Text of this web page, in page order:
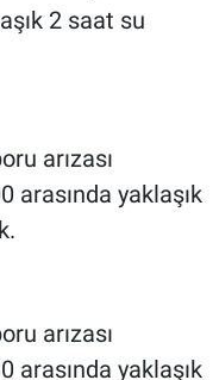
2 saat su
arızası
arasında yaklaşık
arızası
arasında yaklaşık